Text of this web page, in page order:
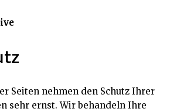
Seiten nehmen den Schutz Ihrer
sehr ernst. Wir behandeln Ihre